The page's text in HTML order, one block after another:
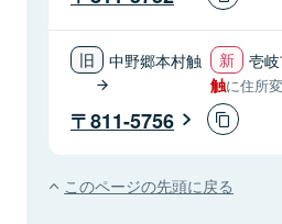
中野郷本村触 壱
触に住所
811-5756
このページの先頭に戻る